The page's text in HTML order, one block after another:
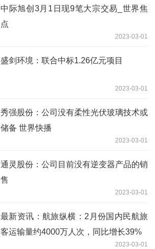
中际旭创3月1日现9笔大宗交易_世界焦
点
2023-03-01
盛剑环境：联合中标1.26亿元项目
2023-03-01
秀强股份：公司没有柔性光伏玻璃技术或
储备 世界快播
2023-03-01
通灵股份：公司目前没有逆变器产品的销
售
2023-03-01
最新资讯：航旅纵横：2月份国内民航旅
客运输量约4000万人次，同比增长39%
2023-03-01